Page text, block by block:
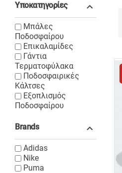
Υποκατηγορίες 
Μπάλες
Ποδοσφαίρου
Επικαλαμίδες
Γάντια
Τερματοφύλακα
Ποδοσφαιρικές
Κάλτσες
Εξοπλισμός
Ποδοσφαίρου
Brands 
Adidas
Nike
Puma